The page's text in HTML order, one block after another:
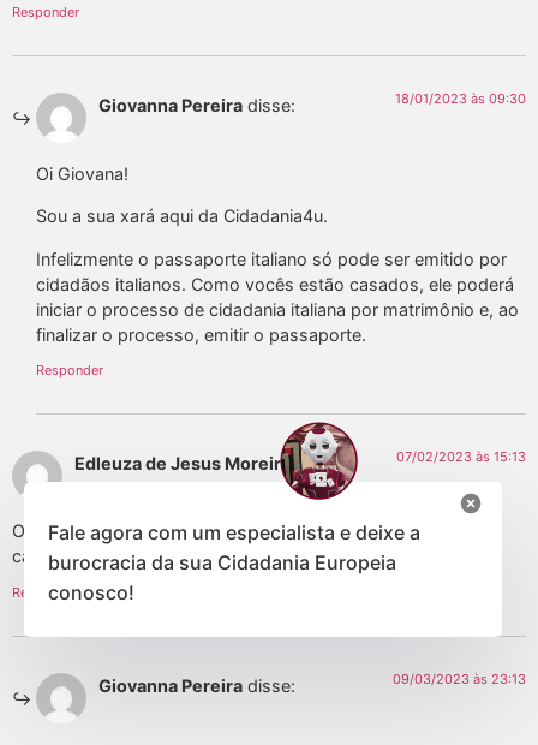
Responder
Giovanna Pereira disse: 18/01/2023 às 09:30
Oi Giovana!
Sou a sua xará aqui da Cidadania4u.
Infelizmente o passaporte italiano só pode ser emitido por
cidadãos italianos. Como vocês estão casados, ele poderá
iniciar o processo de cidadania italiana por matrimônio e, ao
finalizar o processo, emitir o passaporte.
Responder
Edleuza de Jesus Moreira disse: 07/02/2023 às 15:13
Ola fui espulsa da Itália sto no Brasil a quase 3 anos.agora
casei será que posso volta a Itália
Responder
Giovanna Pereira disse: 09/03/2023 às 23:13
Fale agora com um especialista e deixe a
burocracia da sua Cidadania Europeia
conosco!